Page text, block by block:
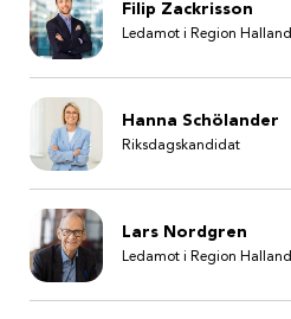
Filip Zackrisson
Ledamot i Region Halland
Hanna Schölander
Riksdagskandidat
Lars Nordgren
Ledamot i Region Halland